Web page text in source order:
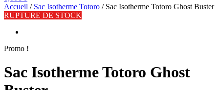
Accueil / Sac Isotherme Totoro / Sac Isotherme Totoro Ghost Buster
RUPTURE DE STOCK
Promo !
Sac Isotherme Totoro Ghost